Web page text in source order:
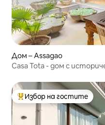
Дом – Assagao
Casa Tota - дом с
Най-популярен избор на
Избор на гостите